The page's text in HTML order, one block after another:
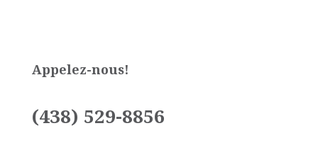
Appelez-nous!
(438) 529-8856